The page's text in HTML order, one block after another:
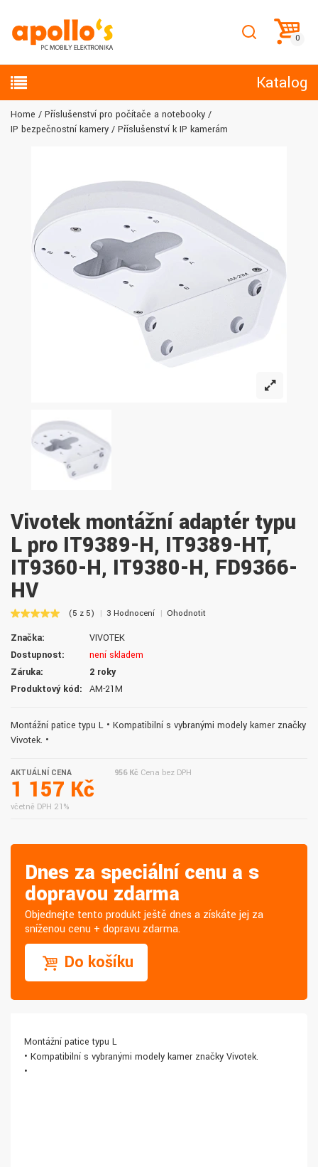
Katalog
Home
Příslušenství pro počítače a notebooky
IP bezpečnostní kamery
Příslušenství k IP kamerám
Vivotek montážní adaptér typu
L pro IT9389-H, IT9389-HT,
IT9360-H, IT9380-H, FD9366-
HV
(5 z 5) 3 Hodnocení Ohodnotit
Značka:
VIVOTEK
Dostupnost:
není skladem
Záruka:
2 roky
Produktový kód:
AM-21M
Montážní patice typu L • Kompatibilní s vybranými modely kamer značky
Vivotek. •
AKTUÁLNÍ CENA
1 157 Kč
včetně DPH 21%
956 Kč Cena bez DPH
Dnes za speciální cenu a s
dopravou zdarma
Objednejte tento produkt ještě dnes a získáte jej za
sníženou cenu + dopravu zdarma.
Do košíku
Montážní patice typu L
• Kompatibilní s vybranými modely kamer značky Vivotek.
•